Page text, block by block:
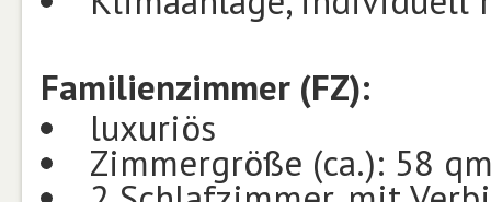
Familienzimmer (FZ):
luxuriös
Zimmergröße (ca.): 58